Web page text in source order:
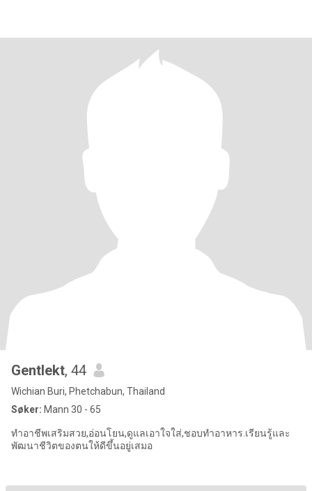
Gentlekt, 44
Wichian Buri, Phetchabun, Thailand
Søker: Mann 30 - 65
ทำอาชีพเสริมสวย,อ่อนโยน,ดูแลเอาใจใส่,ชอบทำอาหาร.เรียนรู้และ
พัฒนาชีวิตของตนให้ดีขึ้นอยู่เสมอ